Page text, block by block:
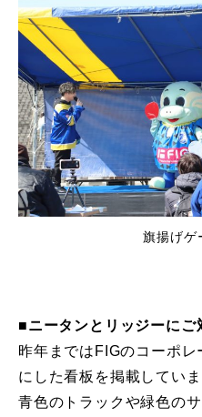
旗揚げゲ
■ニータンとリッジーにご
昨年まではFIGのコーポ
にした看板を掲載してい
青色のトラックや緑色の